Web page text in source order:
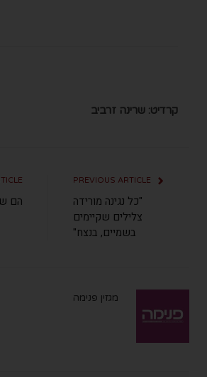
קרדיט: שרינה זרביב
"כל נגינה מורידה
צלילים שקיימים
בשמיים, בנצח"
הם
מגזין פנימה